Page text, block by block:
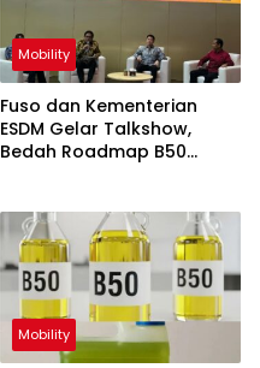
Mobility
Fuso dan Kementerian
ESDM Gelar Talkshow,
Bedah Roadmap B50
Mobility